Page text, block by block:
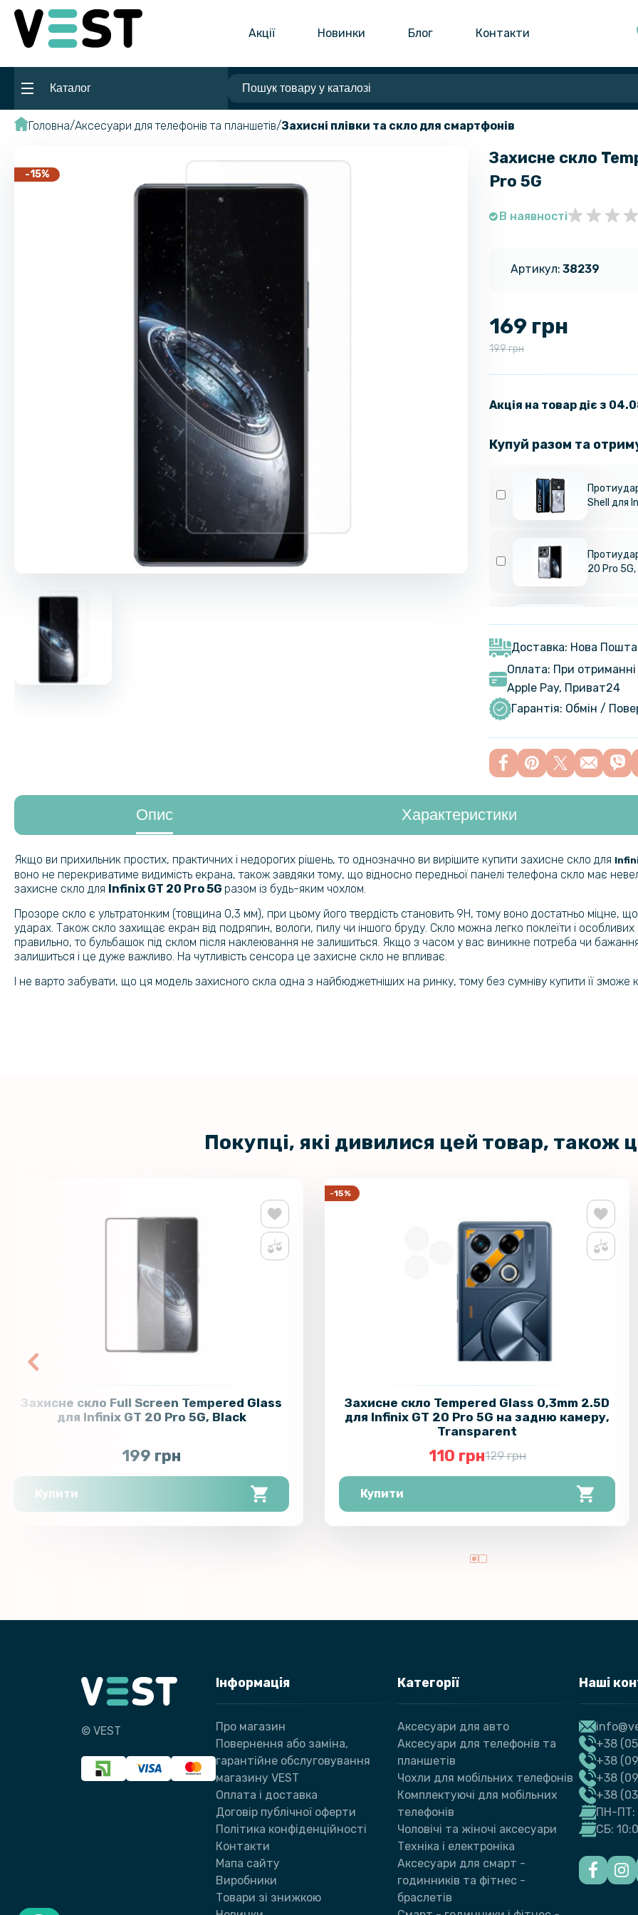
Акції Новинки Блог Контакти
Каталог
Головна Аксесуари для телефонів та планшетів Захисні плівки та скло для смартфонів
-15%
Захисне скло
Pro 5G
В наявності
Артикул: 38239
169 грн
199 грн
Акція на товар діє з
Купуй разом та
Shell для
20 Pro
Infinix GT
20 Pro на
Чохол
Infinix GT
Чохол -
Захисне
Film для
Захисне
Film для
Захисне
Honor 400
Доставка: Нова
Оплата: При
Apple Pay, Приват24
Гарантія: Обмін /
Опис Характеристики
Якщо ви прихильник простих, практичних і недорогих рішень, то однозначно ви вирішите купити захисне скло для
воно не перекриватиме видимість екрана, також завдяки тому, що відносно передньої панелі телефона скло має
захисне скло для Infinix GT 20 Pro 5G разом із будь-яким чохлом.
Прозоре скло є ультратонким (товщина 0,3 мм), при цьому його твердість становить 9H, тому воно достатньо міцне,
ударах. Також скло захищає екран від подряпин, вологи, пилу чи іншого бруду. Скло можна легко поклеїти і
правильно, то бульбашок під склом після наклеювання не залишиться. Якщо з часом у вас виникне потреба чи бажання
залишиться і це дуже важливо. На чутливість сенсора це захисне скло не впливає.
І не варто забувати, що ця модель захисного скла одна з найбюджетніших на ринку, тому без сумніву купити її зможе
Покупці, які дивилися цей товар, також
Захисне скло Full Screen Tempered Glass
для Infinix GT 20 Pro 5G, Black
199 грн
Купити
-15%
Захисне скло Tempered Glass 0,3mm 2.5D
для Infinix GT 20 Pro 5G на задню камеру,
Transparent
110 грн129 грн
Купити
© VEST
Інформація
Про магазин
Повернення або заміна,
гарантійне обслуговування
магазину VEST
Оплата і доставка
Договір публічної оферти
Політика конфіденційності
Контакти
Мапа сайту
Виробники
Товари зі знижкою
Категорії
Аксесуари для авто
Аксесуари для телефонів та
планшетів
Чохли для мобільних телефонів
Комплектуючі для мобільних
телефонів
Чоловічі та жіночі аксесуари
Техніка і електроніка
Аксесуари для смарт -
годинників та фітнес -
браслетів
Наші
+38
+38
+38
+38
ПН-ПТ:
СБ: